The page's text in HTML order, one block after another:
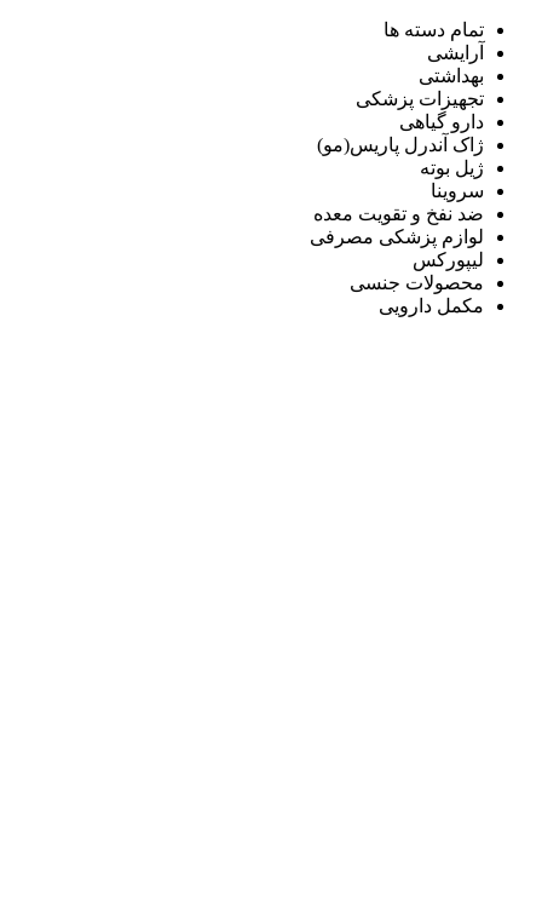
تمام دسته ها
آرایشی
بهداشتی
تجهیزات پزشکی
دارو گیاهی
ژاک آندرل پاریس(مو)
ژیل بوته
سروینا
ضد نفخ و تقویت معده
لوازم پزشکی مصرفی
لیپورکس
محصولات جنسی
مکمل دارویی